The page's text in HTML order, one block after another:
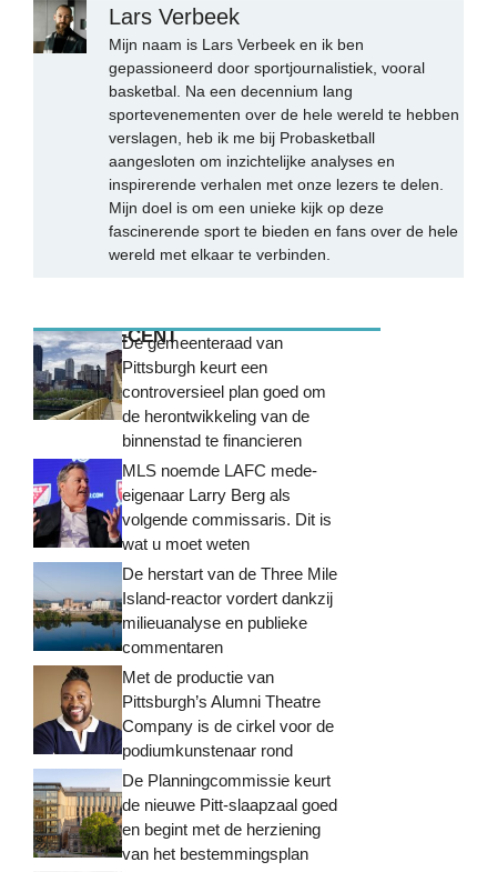
Lars Verbeek
Mijn naam is Lars Verbeek en ik ben
gepassioneerd door sportjournalistiek, vooral
basketbal. Na een decennium lang
sportevenementen over de hele wereld te hebben
verslagen, heb ik me bij Probasketball
aangesloten om inzichtelijke analyses en
inspirerende verhalen met onze lezers te delen.
Mijn doel is om een unieke kijk op deze
fascinerende sport te bieden en fans over de hele
wereld met elkaar te verbinden.
MEEST RECENTDe gemeenteraad van
Pittsburgh keurt een
controversieel plan goed om
de herontwikkeling van de
binnenstad te financieren
MLS noemde LAFC mede-
eigenaar Larry Berg als
volgende commissaris. Dit is
wat u moet weten
De herstart van de Three Mile
Island-reactor vordert dankzij
milieuanalyse en publieke
commentaren
Met de productie van
Pittsburgh’s Alumni Theatre
Company is de cirkel voor de
podiumkunstenaar rond
De Planningcommissie keurt
de nieuwe Pitt-slaapzaal goed
en begint met de herziening
van het bestemmingsplan